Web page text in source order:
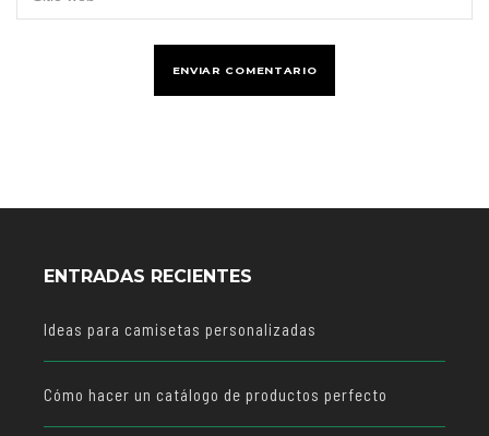
ENTRADAS RECIENTES
Ideas para camisetas personalizadas
Cómo hacer un catálogo de productos perfecto